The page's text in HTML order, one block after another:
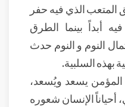
المتعب الذي فيه حفر
أبداً بينما الطرق
النوم و النوم حدث
بهذه السلبية.
المؤمن يسعد ويُسعد،
الإنسان شعوره